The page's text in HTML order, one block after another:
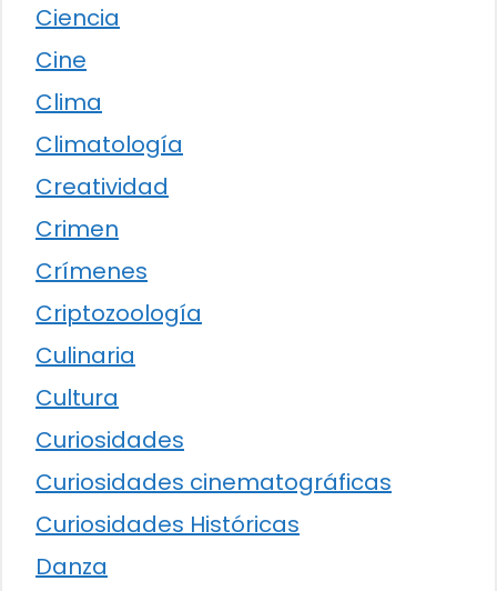
Ciencia
Cine
Clima
Climatología
Creatividad
Crimen
Crímenes
Criptozoología
Culinaria
Cultura
Curiosidades
Curiosidades cinematográficas
Curiosidades Históricas
Danza